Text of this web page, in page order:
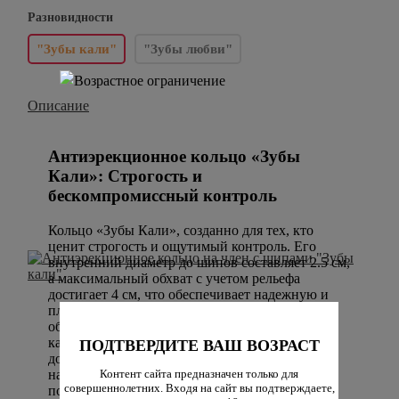
ПОДТВЕРДИТЕ ВАШ ВОЗРАСТ
Контент сайта предназначен только для
совершеннолетних. Входя на сайт вы подтверждаете,
Разновидности
"Зубы кали" "Зубы любви"
Описание
Антиэрекционное кольцо «Зубы
Кали»: Строгость и
бескомпромиссный контроль
Кольцо «Зубы Кали», созданно для тех, кто
ценит строгость и ощутимый контроль. Его
внутренний диаметр до шипов составляет 2.5 см,
а максимальный обхват с учетом рельефа
достигает 4 см, что обеспечивает надежную и
плотную фиксацию. По окружности его
обрамляют 18 несъемных шипов — по 9 на
каждой половине. Эти шипы не острые, но
достаточно строгие, чтобы их присутствие
напоминало о себе с каждым движением. При
попытке возбуждения шипы впиваются в кожу,